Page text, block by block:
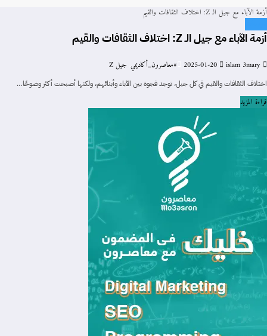
أزمة الآباء مع جيل الـ Z: اختلاف الثقافات والقيم
أزمة الآباء مع جيل الـ Z: اختلاف الثقافات والقيم
islam 3mary
2025-01-20 #معاصرون_أكاديمي جيل Z
اختلاف الثقافات والقيم في كل جيل، توجد فجوة بين الآباء وأبنائهم، ولكنها أصبحت أكثر وضوحًا…
قراءة المزيد